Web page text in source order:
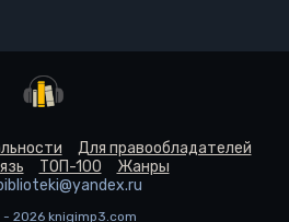
Для правообладателей
ТОП-100
Жанры
2026 knigimp3.com